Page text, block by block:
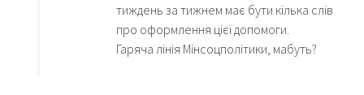
тиждень за тижнем має бути кілька слів
про оформлення цієї допомоги.
Гаряча лінія Мінсоцполітики, мабуть?